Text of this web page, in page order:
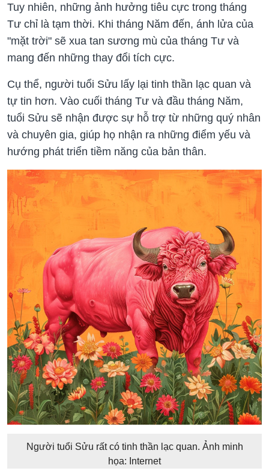
Tuy nhiên, những ảnh hưởng tiêu cực trong tháng
Tư chỉ là tạm thời. Khi tháng Năm đến, ánh lửa của
"mặt trời" sẽ xua tan sương mù của tháng Tư và
mang đến những thay đổi tích cực.
Cụ thể, người tuổi Sửu lấy lại tinh thần lạc quan và
tự tin hơn. Vào cuối tháng Tư và đầu tháng Năm,
tuổi Sửu sẽ nhận được sự hỗ trợ từ những quý nhân
và chuyên gia, giúp họ nhận ra những điểm yếu và
hướng phát triển tiềm năng của bản thân.
Người tuổi Sửu rất có tinh thần lạc quan. Ảnh minh
họa: Internet